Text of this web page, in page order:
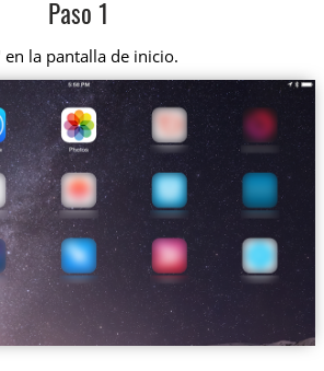
Paso 1
la pantalla de inicio.